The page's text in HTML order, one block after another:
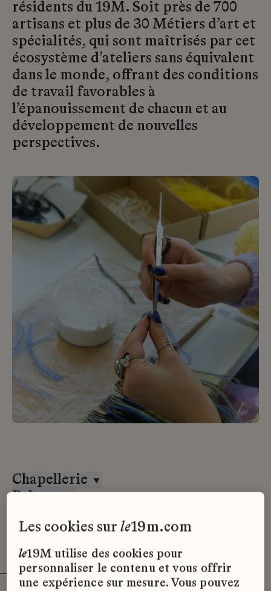
résidents du 19M. Soit près de 700
artisans et plus de 30 Métiers d’art et
spécialités, qui sont maîtrisés par cet
écosystème d’ateliers sans équivalent
dans le monde, offrant des conditions
de travail favorables à
l’épanouissement de chacun et au
développement de nouvelles
perspectives.
Chapellerie
Paloma
les cookies surle19m.com
le19M utilise des cookies pour
personnaliser le contenu et vous offrir
une expérience sur mesure. Vous pouvez